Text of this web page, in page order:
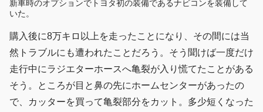
新車時のオプションでトヨタ初の装備であるナビコンを装備して
いた。
購入後に8万キロ以上を走ったことになり、その間には当
然トラブルにも遭われたことだろう。そう聞けば一度だけ
走行中にラジエターホースへ亀裂が入り慌てたことがある
そう。ところが目と鼻の先にホームセンターがあったの
で、カッターを買って亀裂部分をカット。多少短くなった